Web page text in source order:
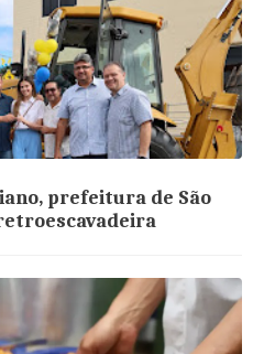
prefeitura de São